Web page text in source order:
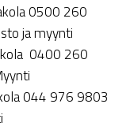
0500 260
ja myynti
0400 260
044 976 9803